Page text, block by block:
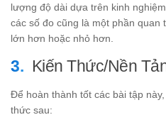
lượng độ dài dựa trên kinh
các số đo cũng là một phần
lớn hơn hoặc nhỏ hơn.
Kiến Thức/Nền
Để hoàn thành tốt các bài tập
thức sau: